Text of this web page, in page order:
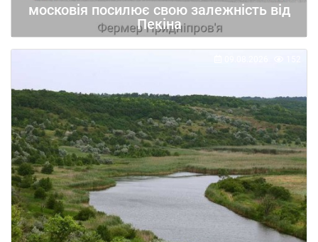
московія посилює свою залежність від
Пекіна